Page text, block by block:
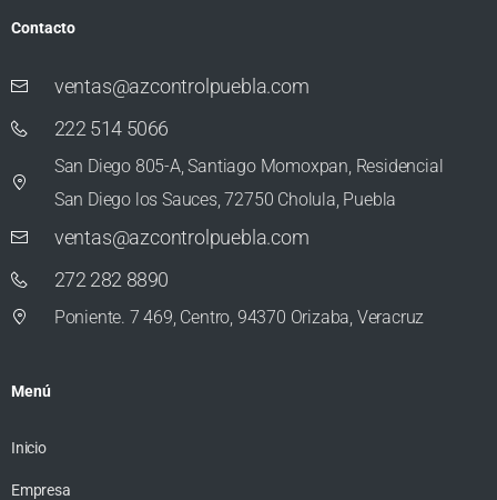
Contacto
ventas@azcontrolpuebla.com
222 514 5066
San Diego 805-A, Santiago Momoxpan, Residencial
San Diego los Sauces, 72750 Cholula, Puebla
ventas@azcontrolpuebla.com
272 282 8890
Poniente. 7 469, Centro, 94370 Orizaba, Veracruz
Menú
Inicio
Empresa